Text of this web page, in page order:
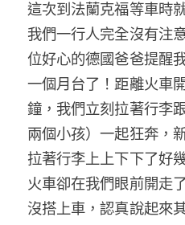
這次到法蘭克福等車時
我們一行人完全沒有注
位好心的德國爸爸提醒
一個月台了！距離火車
鐘，我們立刻拉著行李
兩個小孩）一起狂奔，
拉著行李上上下下了好
火車卻在我們眼前開
沒搭上車，認真說起來